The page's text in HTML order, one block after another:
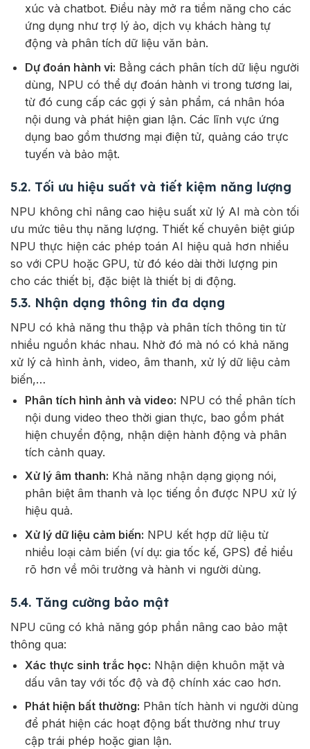
xúc và chatbot. Điều này mở ra tiềm năng cho các
ứng dụng như trợ lý ảo, dịch vụ khách hàng tự
động và phân tích dữ liệu văn bản.
Dự đoán hành vi: Bằng cách phân tích dữ liệu người
dùng, NPU có thể dự đoán hành vi trong tương lai,
từ đó cung cấp các gợi ý sản phẩm, cá nhân hóa
nội dung và phát hiện gian lận. Các lĩnh vực ứng
dụng bao gồm thương mại điện tử, quảng cáo trực
tuyến và bảo mật.
5.2. Tối ưu hiệu suất và tiết kiệm năng lượng
NPU không chỉ nâng cao hiệu suất xử lý AI mà còn tối
ưu mức tiêu thụ năng lượng. Thiết kế chuyên biệt giúp
NPU thực hiện các phép toán AI hiệu quả hơn nhiều
so với CPU hoặc GPU, từ đó kéo dài thời lượng pin
cho các thiết bị, đặc biệt là thiết bị di động.
5.3. Nhận dạng thông tin đa dạng
NPU có khả năng thu thập và phân tích thông tin từ
nhiều nguồn khác nhau. Nhờ đó mà nó có khả năng
xử lý cả hình ảnh, video, âm thanh, xử lý dữ liệu cảm
biến,…
Phân tích hình ảnh và video: NPU có thể phân tích
nội dung video theo thời gian thực, bao gồm phát
hiện chuyển động, nhận diện hành động và phân
tích cảnh quay.
Xử lý âm thanh: Khả năng nhận dạng giọng nói,
phân biệt âm thanh và lọc tiếng ồn được NPU xử lý
hiệu quả.
Xử lý dữ liệu cảm biến: NPU kết hợp dữ liệu từ
nhiều loại cảm biến (ví dụ: gia tốc kế, GPS) để hiểu
rõ hơn về môi trường và hành vi người dùng.
5.4. Tăng cường bảo mật
NPU cũng có khả năng góp phần nâng cao bảo mật
thông qua:
Xác thực sinh trắc học: Nhận diện khuôn mặt và
dấu vân tay với tốc độ và độ chính xác cao hơn.
Phát hiện bất thường: Phân tích hành vi người dùng
để phát hiện các hoạt động bất thường như truy
cập trái phép hoặc gian lận.